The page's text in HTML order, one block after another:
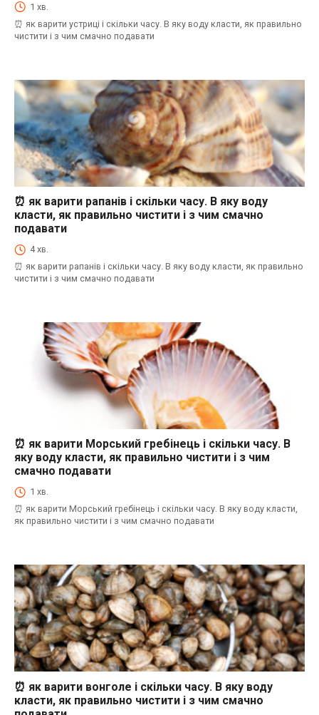
1 хв.
⏰ як варити устриці і скільки часу. В яку воду класти, як правильно
чистити і з чим смачно подавати
⏰як варити морепродукти і скільки часу. В яку воду класти, як правильно
чистити і з чим смачно подавати
⏰ як варити рапанів і скільки часу. В яку воду
класти, як правильно чистити і з чим смачно
подавати
4 хв.
⏰ як варити рапанів і скільки часу. В яку воду класти, як правильно
чистити і з чим смачно подавати
⏰як варити морепродукти і скільки часу. В яку воду класти, як правильно
чистити і з чим смачно подавати
⏰ як варити Морський гребінець і скільки часу. В
яку воду класти, як правильно чистити і з чим
смачно подавати
1 хв.
⏰ як варити Морський гребінець і скільки часу. В яку воду класти,
як правильно чистити і з чим смачно подавати
⏰як варити морепродукти і скільки часу. В яку воду класти, як правильно
чистити і з чим смачно подавати
⏰ як варити вонголе і скільки часу. В яку воду
класти, як правильно чистити і з чим смачно